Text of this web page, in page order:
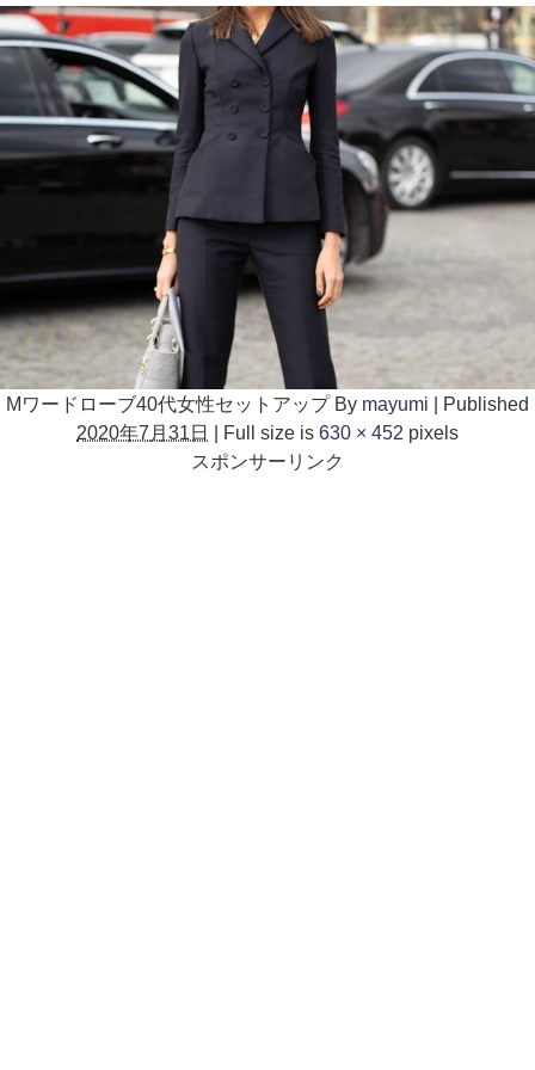
Mワードローブ40代女性セットアップ By mayumi
Published
2020年7月31日
Full size is 630 × 452 pixels
スポンサーリンク